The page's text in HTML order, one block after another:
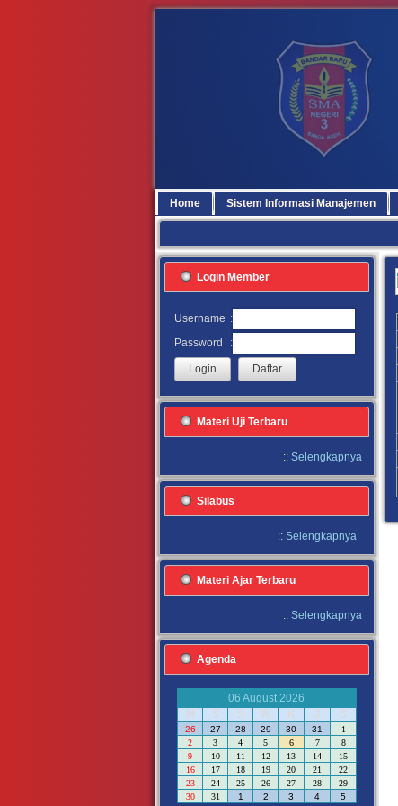
Home Sistem Informasi Manajemen
Login Member
Username :
Password
:
Materi Uji Terbaru
:: Selengkapnya
Silabus
:: Selengkapnya
Materi Ajar Terbaru
:: Selengkapnya
Agenda
06 August 2026
M
S S R K J S
26 27 28 29 30 31
1
2
3 4 5 6 7
8
9
10 11 12 13 14
15
16
17 18 19 20 21
22
23
24 25 26 27 28
29
30
31 1 2 3 4 5